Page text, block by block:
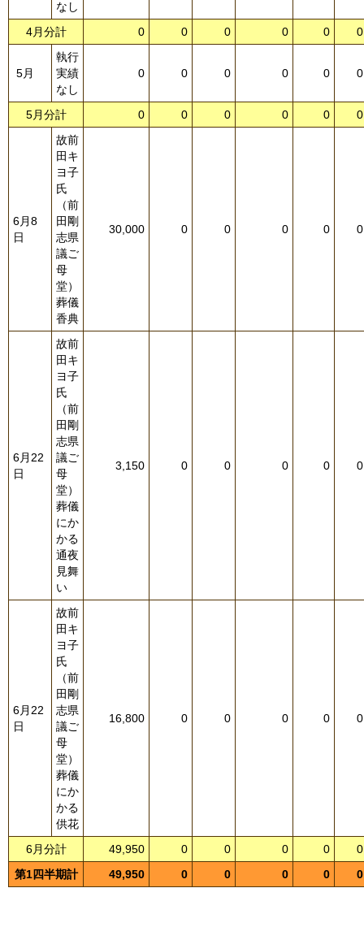
なし
4月分計 0 0 0 0 0 0
5月
執行
実績
なし
0 0 0 0 0 0
5月分計 0 0 0 0 0 0
6月8
日
故前
田キ
ヨ子
氏
（前
田剛
志県
議ご
母
堂）
葬儀
香典
30,000 0 0 0 0 0
6月22
日
故前
田キ
ヨ子
氏
（前
田剛
志県
議ご
母
堂）
葬儀
にか
かる
通夜
見舞
い
3,150 0 0 0 0 0
6月22
日
故前
田キ
ヨ子
氏
（前
田剛
志県
議ご
母
堂）
葬儀
にか
かる
供花
16,800 0 0 0 0 0
6月分計 49,950 0 0 0 0
0
第1四半期計
49,950 0 0 0 0 0